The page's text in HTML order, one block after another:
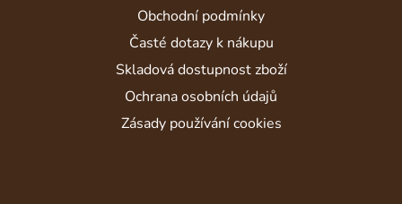
Obchodní podmínky
Časté dotazy k nákupu
Skladová dostupnost zboží
Ochrana osobních údajů
Zásady používání cookies